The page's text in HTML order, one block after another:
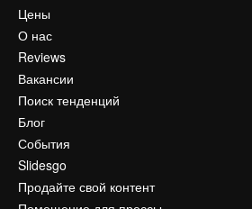
Цены
О нас
Reviews
Вакансии
Поиск тенденций
Блог
События
Slidesgo
Продайте свой контент